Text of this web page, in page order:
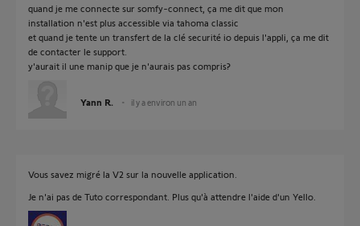
quand je me connecte sur somfy-connect, ça me dit que mon
installation n'est plus accessible via tahoma classic
et quand je tente un transfert de la clé securité io depuis l'appli, ça me dit
de contacter le support.
y'aurait il une manip que je n'aurais pas compris?
Yann R. il y a environ un an
Vous savez migré la V2 sur la nouvelle application.
Je n'ai pas de Tuto correspondant. Plus qu'à attendre l'aide d'un Yello.